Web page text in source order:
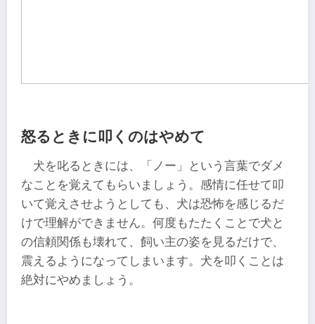
怒るときに叩くのはやめて
犬を叱るときには、「ノー」という言葉でダメ
なことを覚えてもらいましょう。感情に任せて叩
いて覚えさせようとしても、犬は恐怖を感じるだ
けで理解ができません。何度もたたくことで犬と
の信頼関係も壊れて、飼い主の姿を見るだけで、
震えるようになってしまいます。犬を叩くことは
絶対にやめましょう。